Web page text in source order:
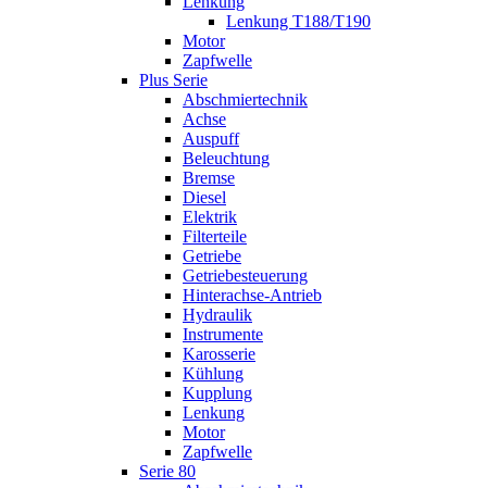
Lenkung T188/T190
Motor
Zapfwelle
Plus Serie
Abschmiertechnik
Achse
Auspuff
Beleuchtung
Bremse
Diesel
Elektrik
Filterteile
Getriebe
Getriebesteuerung
Hinterachse-Antrieb
Hydraulik
Instrumente
Karosserie
Kühlung
Kupplung
Lenkung
Motor
Zapfwelle
Serie 80